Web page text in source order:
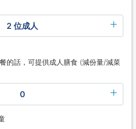
2 位成人
的話，可提供成人膳食 (減份量/減菜
0